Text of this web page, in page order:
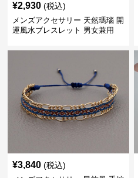
¥2,930 (税込)
メンズアクセサリー 天然瑪瑙 開
運風水ブレスレット 男女兼用
¥3,840 (税込)